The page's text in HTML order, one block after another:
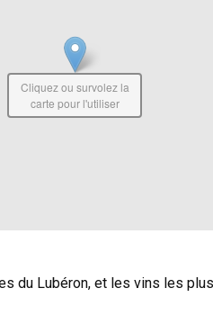
Cliquez ou survolez la
carte pour l'utiliser
du Lubéron, et les vins les plus